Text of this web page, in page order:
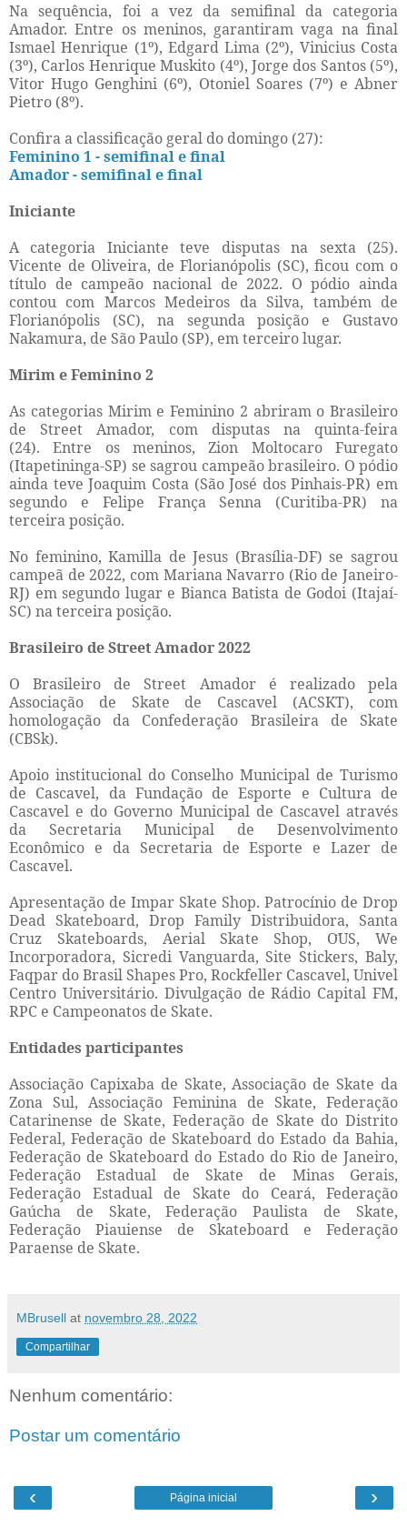
Na sequência, foi a vez da semifinal da categoria
Amador. Entre os meninos, garantiram vaga na final
Ismael Henrique (1º), Edgard Lima (2º), Vinicius Costa
(3º), Carlos Henrique Muskito (4º), Jorge dos Santos (5º),
Vitor Hugo Genghini (6º), Otoniel Soares (7º) e Abner
Pietro (8º).
Confira a classificação geral do domingo (27):
Feminino 1 - semifinal e final
Amador - semifinal e final
Iniciante
A categoria Iniciante teve disputas na sexta (25).
Vicente de Oliveira, de Florianópolis (SC), ficou com o
título de campeão nacional de 2022. O pódio ainda
contou com Marcos Medeiros da Silva, também de
Florianópolis (SC), na segunda posição e Gustavo
Nakamura, de São Paulo (SP), em terceiro lugar.
Mirim e Feminino 2
As categorias Mirim e Feminino 2 abriram o Brasileiro
de Street Amador, com disputas na quinta-feira
(24).Entre os meninos, Zion Moltocaro Furegato
(Itapetininga-SP) se sagrou campeão brasileiro. O pódio
ainda teve Joaquim Costa (São José dos Pinhais-PR) em
segundo e Felipe França Senna (Curitiba-PR) na
terceira posição.
No feminino, Kamilla de Jesus (Brasília-DF) se sagrou
campeã de 2022, com Mariana Navarro (Rio de Janeiro-
RJ) em segundo lugar e Bianca Batista de Godoi (Itajaí-
SC) na terceira posição.
Brasileiro de Street Amador 2022
O Brasileiro de Street Amador é realizado pela
Associação de Skate de Cascavel (ACSKT), com
homologação da Confederação Brasileira de Skate
(CBSk).
Apoio institucional do Conselho Municipal de Turismo
de Cascavel, da Fundação de Esporte e Cultura de
Cascavel e do Governo Municipal de Cascavel através
da Secretaria Municipal de Desenvolvimento
Econômico e da Secretaria de Esporte e Lazer de
Cascavel.
Apresentação de Impar Skate Shop. Patrocínio de Drop
Dead Skateboard, Drop Family Distribuidora, Santa
Cruz Skateboards, Aerial Skate Shop, OUS, We
Incorporadora, Sicredi Vanguarda, Site Stickers, Baly,
Faqpar do Brasil Shapes Pro, Rockfeller Cascavel, Univel
Centro Universitário. Divulgação de Rádio Capital FM,
RPC e Campeonatos de Skate.
Entidades participantes
Associação Capixaba de Skate, Associação de Skate da
Zona Sul, Associação Feminina de Skate, Federação
Catarinense de Skate, Federação de Skate do Distrito
Federal, Federação de Skateboard do Estado da Bahia,
Federação de Skateboard do Estado do Rio de Janeiro,
Federação Estadual de Skate de Minas Gerais,
Federação Estadual de Skate do Ceará, Federação
Gaúcha de Skate, Federação Paulista de Skate,
Federação Piauiense de Skateboard e Federação
Paraense de Skate.
MBrusell at novembro 28, 2022
Compartilhar
Nenhum comentário:
Postar um comentário
‹ ›
Página inicial